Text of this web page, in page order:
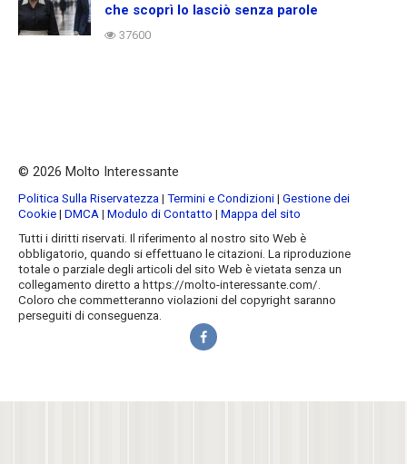
che scoprì lo lasciò senza parole
37600
© 2026 Molto Interessante
Politica Sulla Riservatezza | Termini e Condizioni| Gestione dei
Cookie| DMCA | Modulo di Contatto | Mappa del sito
Tutti i diritti riservati. Il riferimento al nostro sito Web è
obbligatorio, quando si effettuano le citazioni. La riproduzione
totale o parziale degli articoli del sito Web è vietata senza un
collegamento diretto a https://molto-interessante.com/.
Coloro che commetteranno violazioni del copyright saranno
perseguiti di conseguenza.